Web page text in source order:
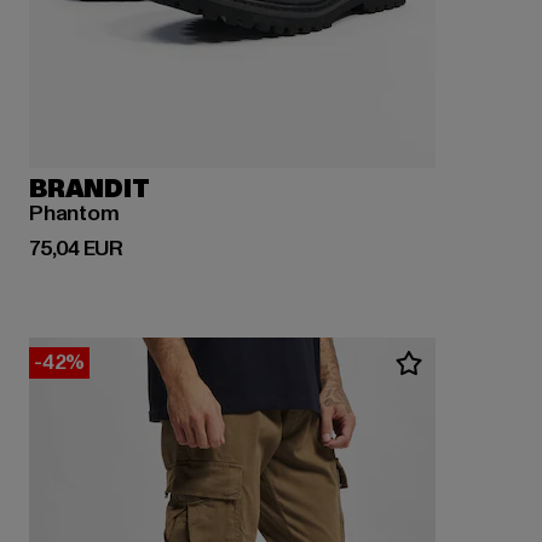
BRANDIT
Phantom
75,04 EUR
Derzeitiger Preis: 75,04 EUR
-42%